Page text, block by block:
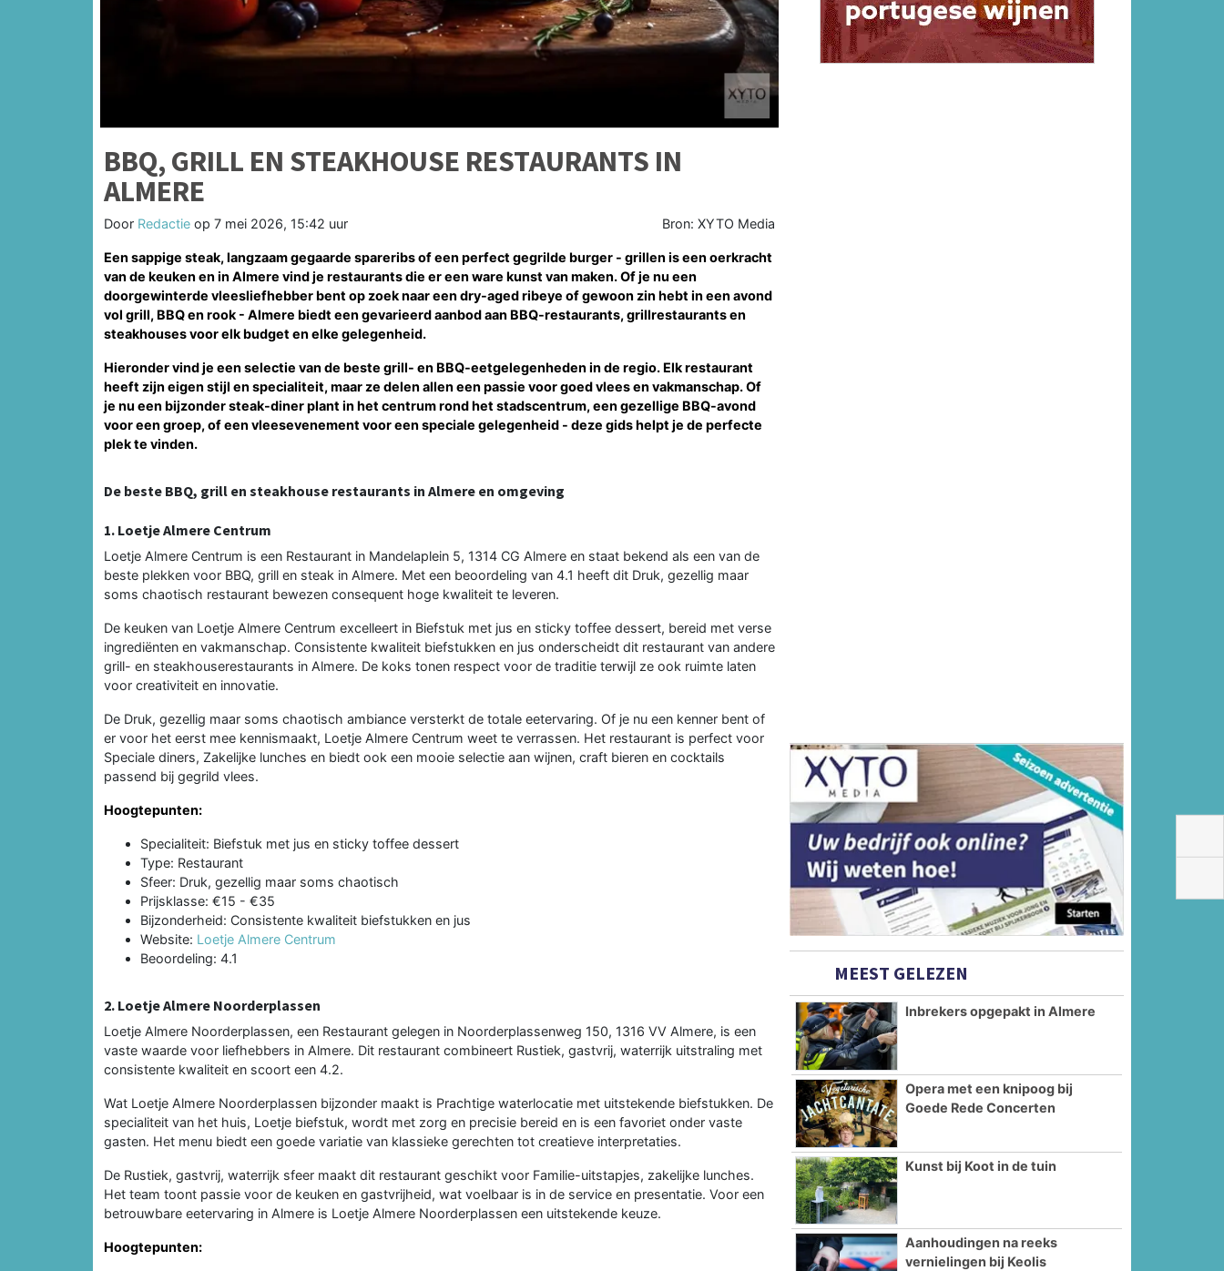
BBQ, GRILL EN STEAKHOUSE RESTAURANTS IN
ALMERE
Door Redactie op 7 mei 2026, 15:42 uur Bron: XYTO Media
Een sappige steak, langzaam gegaarde spareribs of een perfect gegrilde burger - grillen is een oerkracht
van de keuken en in Almere vind je restaurants die er een ware kunst van maken. Of je nu een
doorgewinterde vleesliefhebber bent op zoek naar een dry-aged ribeye of gewoon zin hebt in een avond
vol grill, BBQ en rook - Almere biedt een gevarieerd aanbod aan BBQ-restaurants, grillrestaurants en
steakhouses voor elk budget en elke gelegenheid.
Hieronder vind je een selectie van de beste grill- en BBQ-eetgelegenheden in de regio. Elk restaurant
heeft zijn eigen stijl en specialiteit, maar ze delen allen een passie voor goed vlees en vakmanschap. Of
je nu een bijzonder steak-diner plant in het centrum rond het stadscentrum, een gezellige BBQ-avond
voor een groep, of een vleesevenement voor een speciale gelegenheid - deze gids helpt je de perfecte
plek te vinden.
De beste BBQ, grill en steakhouse restaurants in Almere en omgeving
1. Loetje Almere Centrum
Loetje Almere Centrum is een Restaurant in Mandelaplein 5, 1314 CG Almere en staat bekend als een van de
beste plekken voor BBQ, grill en steak in Almere. Met een beoordeling van 4.1 heeft dit Druk, gezellig maar
soms chaotisch restaurant bewezen consequent hoge kwaliteit te leveren.
De keuken van Loetje Almere Centrum excelleert in Biefstuk met jus en sticky toffee dessert, bereid met verse
ingrediënten en vakmanschap. Consistente kwaliteit biefstukken en jus onderscheidt dit restaurant van andere
grill- en steakhouserestaurants in Almere. De koks tonen respect voor de traditie terwijl ze ook ruimte laten
voor creativiteit en innovatie.
De Druk, gezellig maar soms chaotisch ambiance versterkt de totale eetervaring. Of je nu een kenner bent of
er voor het eerst mee kennismaakt, Loetje Almere Centrum weet te verrassen. Het restaurant is perfect voor
Speciale diners, Zakelijke lunches en biedt ook een mooie selectie aan wijnen, craft bieren en cocktails
passend bij gegrild vlees.
Hoogtepunten:
Specialiteit: Biefstuk met jus en sticky toffee dessert
Type: Restaurant
Sfeer: Druk, gezellig maar soms chaotisch
Prijsklasse: €15 - €35
Bijzonderheid: Consistente kwaliteit biefstukken en jus
Website: Loetje Almere Centrum
Beoordeling: 4.1
2. Loetje Almere Noorderplassen
Loetje Almere Noorderplassen, een Restaurant gelegen in Noorderplassenweg 150, 1316 VV Almere, is een
vaste waarde voor liefhebbers in Almere. Dit restaurant combineert Rustiek, gastvrij, waterrijk uitstraling met
consistente kwaliteit en scoort een 4.2.
Wat Loetje Almere Noorderplassen bijzonder maakt is Prachtige waterlocatie met uitstekende biefstukken. De
specialiteit van het huis, Loetje biefstuk, wordt met zorg en precisie bereid en is een favoriet onder vaste
gasten. Het menu biedt een goede variatie van klassieke gerechten tot creatieve interpretaties.
De Rustiek, gastvrij, waterrijk sfeer maakt dit restaurant geschikt voor Familie-uitstapjes, zakelijke lunches.
Het team toont passie voor de keuken en gastvrijheid, wat voelbaar is in de service en presentatie. Voor een
betrouwbare eetervaring in Almere is Loetje Almere Noorderplassen een uitstekende keuze.
Hoogtepunten:
MEEST GELEZEN
Inbrekers opgepakt in Almere
Opera met een knipoog bij
Goede Rede Concerten
Kunst bij Koot in de tuin
Aanhoudingen na reeks
vernielingen bij Keolis